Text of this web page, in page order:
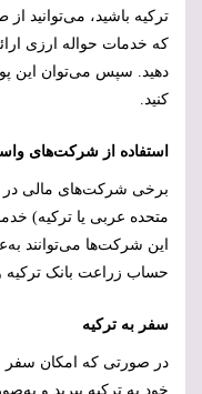
ترکیه باشید، می‌توانید
که خدمات حواله ارزی
دهید. سپس می‌توان این
کنید.
استفاده از شرکت‌های
برخی شرکت‌های مالی در
متحده عربی یا ترکیه)
این شرکت‌ها می‌توانند
حساب زراعت بانک ترکیه
سفر به ترکیه
در صورتی که امکان سفر به
خود به ترکیه ببرید و